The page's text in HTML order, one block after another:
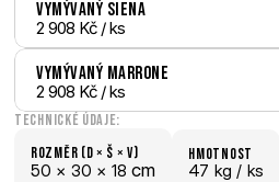
Vymývaný Siena
2 908 Kč / ks
Vymývaný Marrone
2 908 Kč / ks
Technické údaje:
Rozměr (D × š × V)
50 × 30 × 18 cm
hmotnost
47 kg / ks